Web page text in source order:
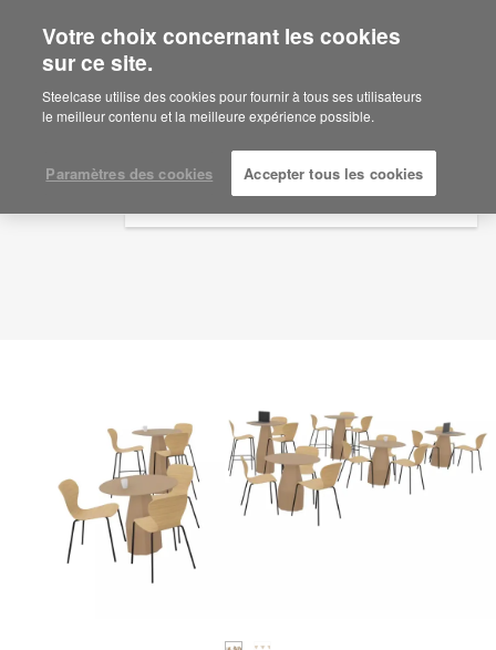
Are you in United States?
Would you like to see Products we sell in
your region?
English
Español
Idée d'aménagement
ID: TK2PX6CK
Votre choix concernant les cookies
sur ce site.
Steelcase utilise des cookies pour fournir à tous ses utilisateurs
le meilleur contenu et la meilleure expérience possible.
Paramètres des cookies Accepter tous les cookies